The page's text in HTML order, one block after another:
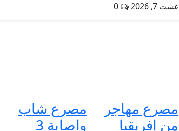
غشت 7, 2026
مصرع مهاجر
من إفريقيا
مصرع شاب
وإصابة 3